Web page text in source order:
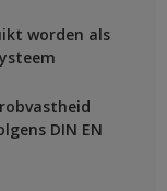
worden als
DIN EN